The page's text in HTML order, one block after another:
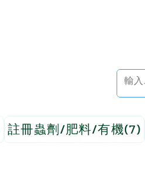
註冊蟲劑/肥料/有機(7)